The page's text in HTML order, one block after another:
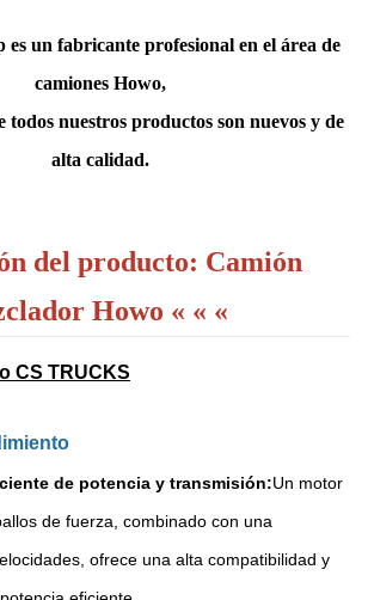
un fabricante profesional en el área de
camiones Howo,
todos nuestros productos son nuevos y de
alta calidad.
del producto: Camión
Howo « « «
CS TRUCKS
de potencia y transmisión:Un motor
de fuerza, combinado con una
ofrece una alta compatibilidad y